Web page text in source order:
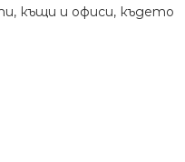
къщи и офиси, където